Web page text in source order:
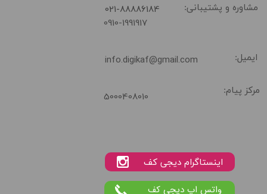
مشاوره و پشتیبانی: ​021-88886184
info.digikaf@gmail.com ایمیل:
مرکز پیام: 5000408010
0910-1991917
واتس اپ دیجی کف